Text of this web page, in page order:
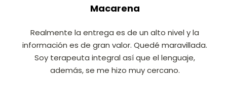
Macarena
Realmente la entrega es de un alto nivel y la
información es de gran valor. Quedé maravillada.
Soy terapeuta integral así que el lenguaje,
además, se me hizo muy cercano.